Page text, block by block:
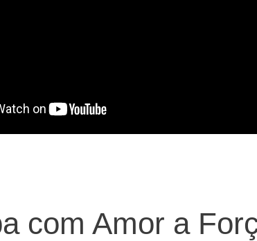
com Amor a